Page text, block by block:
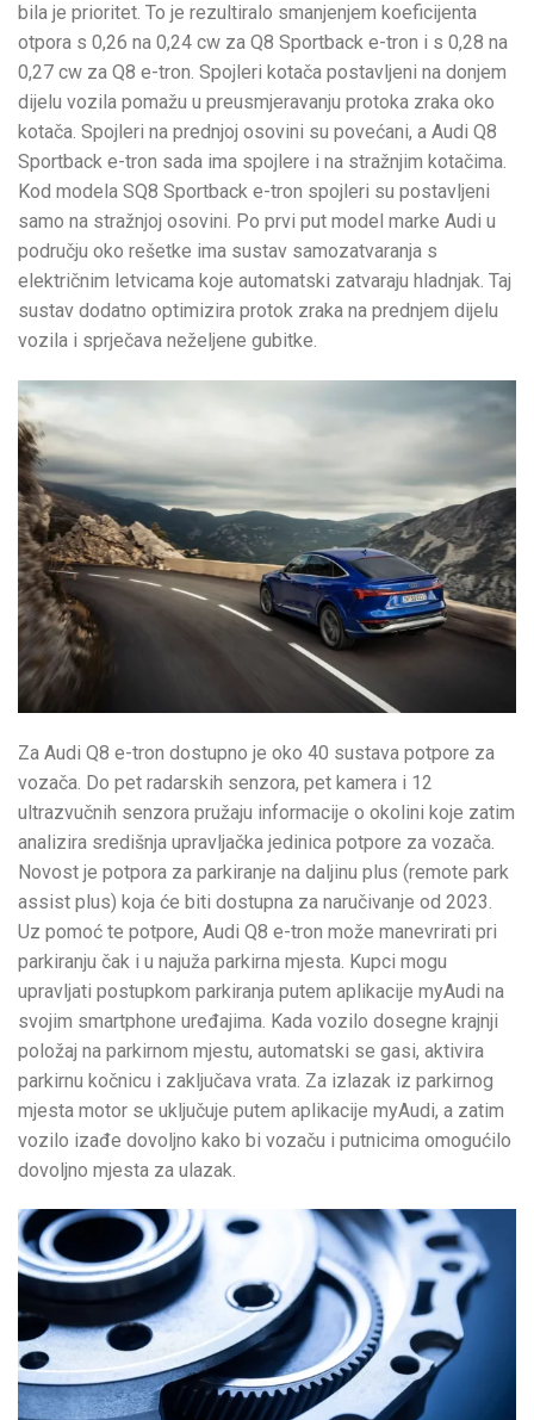
bila je prioritet. To je rezultiralo smanjenjem koeficijenta
otpora s 0,26 na 0,24 cw za Q8 Sportback e-tron i s 0,28 na
0,27 cw za Q8 e-tron. Spojleri kotača postavljeni na donjem
dijelu vozila pomažu u preusmjeravanju protoka zraka oko
kotača. Spojleri na prednjoj osovini su povećani, a Audi Q8
Sportback e-tron sada ima spojlere i na stražnjim kotačima.
Kod modela SQ8 Sportback e-tron spojleri su postavljeni
samo na stražnjoj osovini. Po prvi put model marke Audi u
području oko rešetke ima sustav samozatvaranja s
električnim letvicama koje automatski zatvaraju hladnjak. Taj
sustav dodatno optimizira protok zraka na prednjem dijelu
vozila i sprječava neželjene gubitke.
Za Audi Q8 e-tron dostupno je oko 40 sustava potpore za
vozača. Do pet radarskih senzora, pet kamera i 12
ultrazvučnih senzora pružaju informacije o okolini koje zatim
analizira središnja upravljačka jedinica potpore za vozača.
Novost je potpora za parkiranje na daljinu plus (remote park
assist plus) koja će biti dostupna za naručivanje od 2023.
Uz pomoć te potpore, Audi Q8 e-tron može manevrirati pri
parkiranju čak i u najuža parkirna mjesta. Kupci mogu
upravljati postupkom parkiranja putem aplikacije myAudi na
svojim smartphone uređajima. Kada vozilo dosegne krajnji
položaj na parkirnom mjestu, automatski se gasi, aktivira
parkirnu kočnicu i zaključava vrata. Za izlazak iz parkirnog
mjesta motor se uključuje putem aplikacije myAudi, a zatim
vozilo izađe dovoljno kako bi vozaču i putnicima omogućilo
dovoljno mjesta za ulazak.